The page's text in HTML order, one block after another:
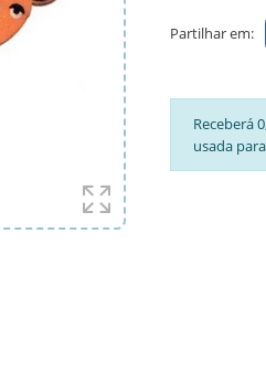
Partilhar em:
Receberá
usada